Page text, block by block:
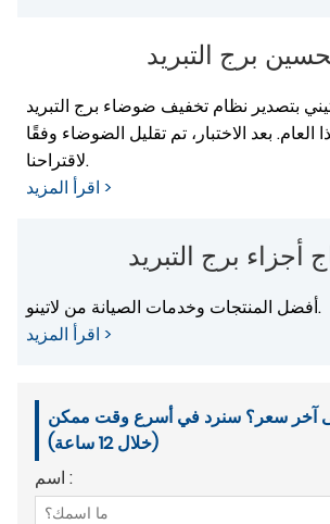
برج التبريد
بتصدير نظام تخفيف ضوضاء برج التبريد
العام. بعد الاختبار، تم تقليل الضوضاء وفقًا
لاقتراحنا.
اقرأ المزيد >
أجزاء برج التبريد
أفضل المنتجات وخدمات الصيانة من لاتينو.
اقرأ المزيد >
آخر سعر؟ سنرد في أسرع وقت ممكن
(خلال 12 ساعة)
اسم :